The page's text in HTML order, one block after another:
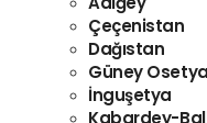
Çeçenistan
Dağıstan
Güney Osetya
İnguşetya
Kabardey-